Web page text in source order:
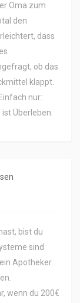
Oma zum
den
dass
ob das
klappt.
nur:
ist Überleben.
bist du
sind
Apotheker
wenn du 200€